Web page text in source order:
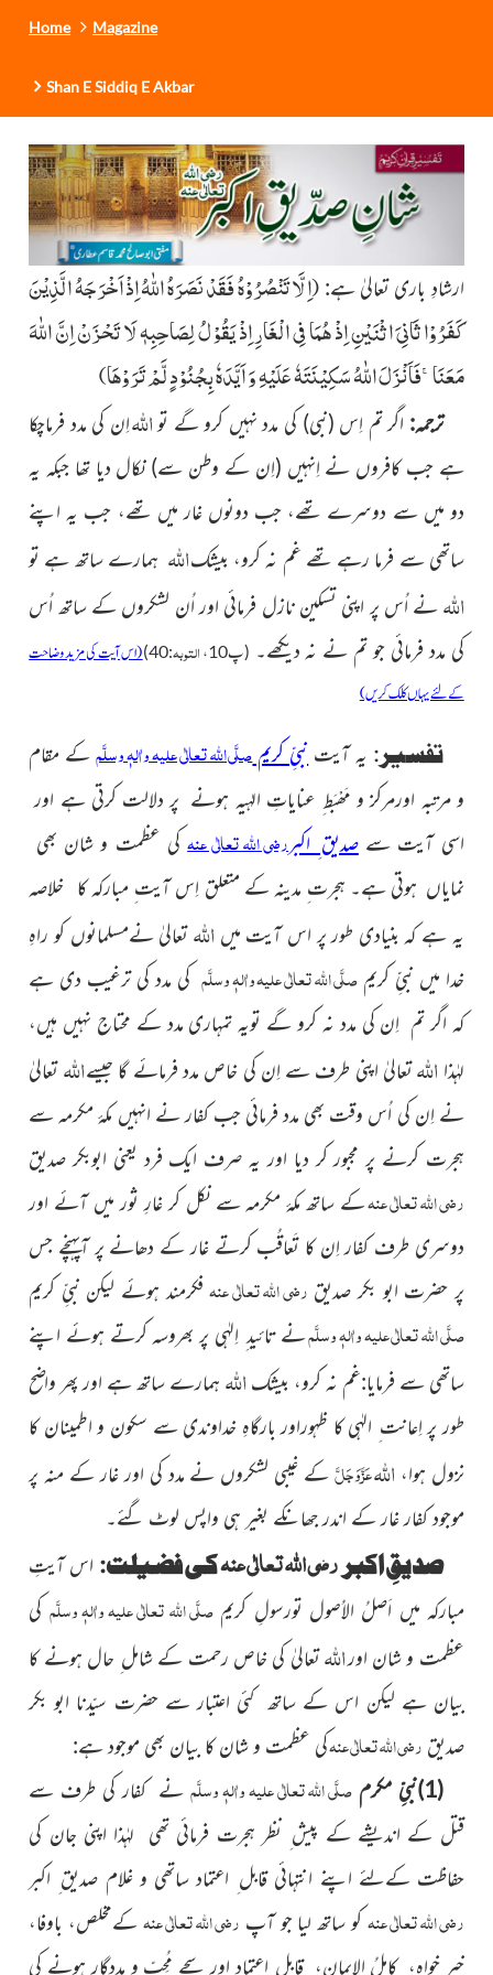
Home Magazine
Shan E Siddiq E Akbar
ارشادِ باری تعالیٰ ہے: (اِلَّا تَنْصُرُوْهُ فَقَدْ نَصَرَهُ اللّٰهُ اِذْ اَخْرَجَهُ الَّذِیْنَ
كَفَرُوْا ثَانِیَ اثْنَیْنِ اِذْ هُمَا فِی الْغَارِ اِذْ یَقُوْلُ لِصَاحِبِهٖ لَا تَحْزَنْ اِنَّ اللّٰهَ
مَعَنَاۚ-فَاَنْزَلَ اللّٰهُ سَكِیْنَتَهٗ عَلَیْهِ وَ اَیَّدَهٗ بِجُنُوْدٍ لَّمْ تَرَوْهَا)
ترجمہ: اگر تم اِس (نبی) کی مدد نہیں کرو گے تواللہاِن کی مدد فرماچکا
ہے جب کافروں نے اِنہیں (اِن کے وطن سے) نکال دیا تھا جبکہ یہ
دو میں سے دوسرے تھے، جب دونوں غار میں تھے، جب یہ اپنے
ساتھی سے فرما رہے تھے غم نہ کرو، بیشکاللہ ہمارے ساتھ ہے تو
اللہنے اُس پر اپنی تسکین نازل فرمائی اور اُن لشکروں کے ساتھ اُس
کی مدد فرمائی جو تم نے نہ دیکھے۔ (پ10، التوبہ:40)
(اس آیت کی مزید وضاحت
کے لئے یہاں کلک کریں)
تفسیر: یہ آیت نبیِّ کریم صلَّی اللہ تعالٰی علیہ واٰلہٖ وسلَّمکے مقام
و مرتبہ اورمرکز و مَھْبَط ِ عنایاتِ الہٰیہ ہونے پر دلالت کرتی ہے اور
اسی آیت سے صدیق ِ اکبررضی اللہ تعالٰی عنہکی عظمت و شان بھی
نمایاں ہوتی ہے۔ ہجرت ِ مدینہ کے متعلق اِس آیت ِ مبارکہ کا خلاصہ
یہ ہے کہ بنیادی طور پر اس آیت میں اللہتعالیٰ نےمسلمانوں کو راہِ
خدا میں نبیِّ کریم صلَّی اللہ تعالٰی علیہ واٰلہٖ وسلَّم کی مدد کی ترغیب دی ہے
کہ اگر تم اِن کی مدد نہ کرو گے تویہ تمہاری مدد کے محتاج نہیں ہیں،
لہٰذا اللہتعالیٰ اپنی طرف سے اِن کی خاص مدد فرمائے گا جیسےاللہتعالیٰ
نے اِن کی اُس وقت بھی مدد فرمائی جب کفار نے انہیں مکۂ مکرمہ سے
ہجرت کرنے پر مجبور کر دیا اور یہ صرف ایک فرد یعنی ابوبکر صدیق
رضی اللہ تعالٰی عنہکے ساتھ مکۂ مکرمہ سے نکل کر غارِ ثور میں آئے اور
دوسری طرف کفار اِن کا تَعاقُب کرتے غار کے دھانے پر آپہنچے جس
پر حضرت ابو بکر صدیق رضی اللہ تعالٰی عنہفکرمند ہوئے لیکن نبیِّ کریم
صلَّی اللہ تعالٰی علیہ واٰلہٖ وسلَّمنے تائید ِ اِلہٰی پر بھروسہ کرتے ہوئے اپنے
ساتھی سے فرمایا:غم نہ کرو، بیشک اللہ ہمارے ساتھ ہے اور پھر واضح
طور پر اِعانت ِ الہٰی کا ظہوراور بارگاہِ خداوندی سے سکون و اطمینان کا
نزول ہوا، اللہعَزَّوَجَلَّکے غیبی لشکروں نے مدد کی اور غار کے منہ پر
موجود کفار غار کے اندر جھانکے بغیر ہی واپس لوٹ گئے۔
صدیقِ اکبر رضی اللہ تعالٰی عنہکی فضیلت: اس آیتِ
مبارکہ میں اَصلُ الاُصول تورسولِ کریم صلَّی اللہ تعالٰی علیہ واٰلہٖ وسلَّم کی
عظمت و شان اوراللہتعالیٰ کی خاص رحمت کے شامل ِ حال ہونے کا
بیان ہے لیکن اس کے ساتھ کئی اعتبار سے حضرت سیّدنا ابو بکر
صدیق رضی اللہ تعالٰی عنہکی عظمت و شان کا بیان بھی موجود ہے:
(1)نبیِّ مکرم
صلَّی اللہ تعالٰی علیہ واٰلہٖ وسلَّمنے کفار کی طرف سے
قتل کے اندیشے کے پیش ِ نظر ہجرت فرمائی تھی لہٰذا اپنی جان کی
حفاظت کےلئے اپنے انتہائی قابل ِ اعتماد ساتھی و غلام صدیق ِ اکبر
رضی اللہ تعالٰی عنہکو ساتھ لیا جو آپ رضی اللہ تعالٰی عنہکےمخلص، باوفا،
خیر خواہ، کاملُ الایمان، قابل ِ اعتماد اور سچے مُحِبّ و مددگار ہونے کی